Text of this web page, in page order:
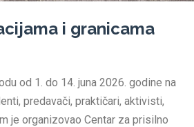
i granicama
od 1. do 14. juna 2026. godine na
predavači, praktičari, aktivisti,
je organizovao Centar za prisilno